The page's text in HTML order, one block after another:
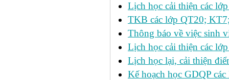
Lịch học cải thiện các
TKB các lớp QT20;
Thông báo về việc sinh
Lịch học cải thiện các
Lịch học lại, cải thiện
Kế hoạch học GDQP